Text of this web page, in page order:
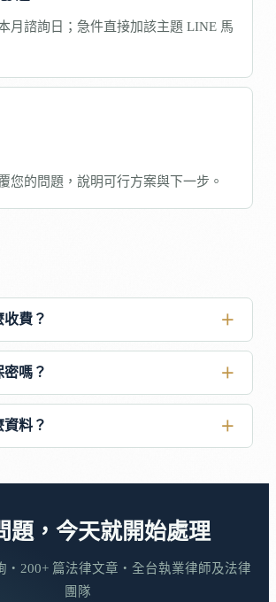
月諮詢日；急件直接加該主題 LINE 馬
您的問題，說明可行方案與下一步。
費？
嗎？
料？
題，今天就開始處理
・200+ 篇法律文章・全台執業律師及法律
團隊